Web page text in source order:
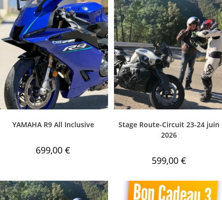
YAMAHA R9 All Inclusive
699,00 €
Stage Route-Circuit 23-24 juin
2026
599,00 €